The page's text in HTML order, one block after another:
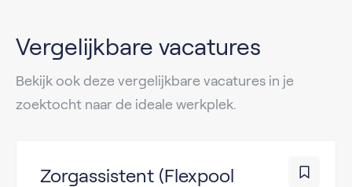
Vergelijkbare vacatures
Bekijk ook deze vergelijkbare vacatures in je
zoektocht naar de ideale werkplek.
Zorgassistent (Flexpool